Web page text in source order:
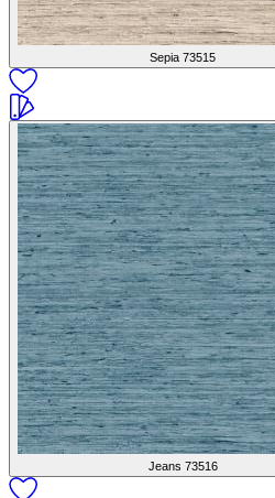
Sepia 73515
Jeans 73516